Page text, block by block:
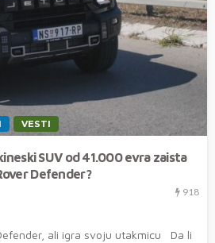
VESTI
SUV od 41.000 evra zaista
Defender?
918
ali igra svoju utakmicu Da li